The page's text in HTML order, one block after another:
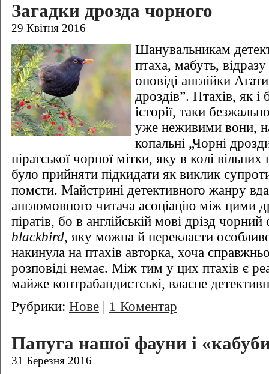
Загадки дрозда чорного
29 Квітня 2016
Шанувальникам
птаха, мабуть,
оповіді англійки
дроздів”. Птахів, як і
історії, таки
уже неживими вони,
копальні „Чорні
піратської чорної мітки, яку в колі
було прийняти підкидати як виклик
помсти. Майстрині детективного жанру
англомовного читача асоціацію між цими
піратів, бо в англійській мові дрізд
blackbird, яку можна й перекласти
накинула на птахів авторка, хоча
розповіді немає. Між тим у цих птахів є
майже контрабандистські, власне
Рубрики: Нове | 1 Коментар
Папуга нашої фауни і
31 Березня 2016